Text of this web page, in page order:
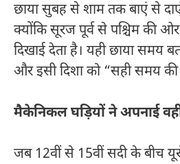
छाया सुबह से शाम तक बाएं से
क्योंकि सूरज पूर्व से पश्चिम की
दिखाई देता है। यही छाया समय
और इसी दिशा को “सही समय की
मैकेनिकल घड़ियों ने अपनाई
जब 12वीं से 15वीं सदी के बीच